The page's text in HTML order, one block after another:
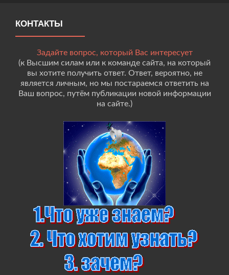
КОНТАКТЫ
Задайте вопрос, который Вас интересует
(к Высшим силам или к команде сайта, на который
вы хотите получить ответ. Ответ, вероятно, не
является личным, но мы постараемся ответить на
Ваш вопрос, путём публикации новой информации
на сайте.)